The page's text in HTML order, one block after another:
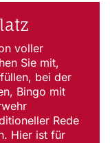
voller
Sie mit,
bei der
Bingo mit
Rede
Hier ist für